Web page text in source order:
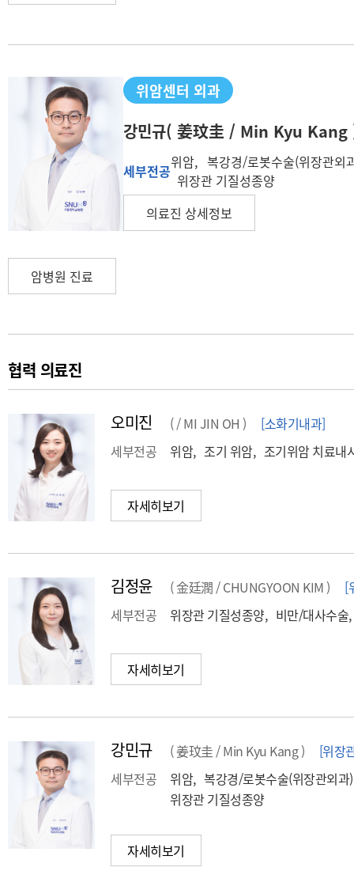
위암센터 외과
강민규( 姜玟圭 / Min Kyu Kang
세부전공위암, 복강경/로봇수술(위장관
위장관 기질성종양
의료진 상세정보
암병원 진료
협력 의료진
오미진 ( / MI JIN OH )
[소화기내과]
세부전공
위암, 조기 위암, 조기위암 치료
자세히보기
김정윤 ( 金廷潤 / CHUNGYOON KIM )
[
세부전공
위장관 기질성종양, 비만/대사수
자세히보기
강민규 ( 姜玟圭 / Min Kyu Kang )
[위장
세부전공
위암, 복강경/로봇수술(위장관외
위장관 기질성종양
자세히보기